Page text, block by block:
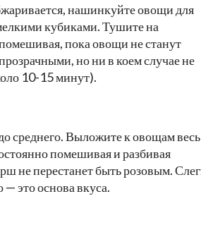
нашинкуйте овощи для
кубиками. Тушите на
пока овощи не станут
но ни в коем случае не
10-15 минут).
среднего. Выложите к овощам весь
помешивая и разбивая
не перестанет быть розовым.
— это основа вкуса.